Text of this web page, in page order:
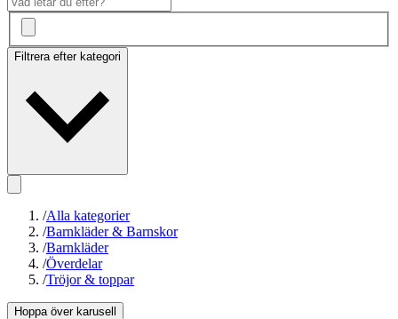
Filtrera efter kategori
/Alla kategorier
/Barnkläder & Barnskor
/Barnkläder
/Överdelar
/Tröjor & toppar
Hoppa över karusell